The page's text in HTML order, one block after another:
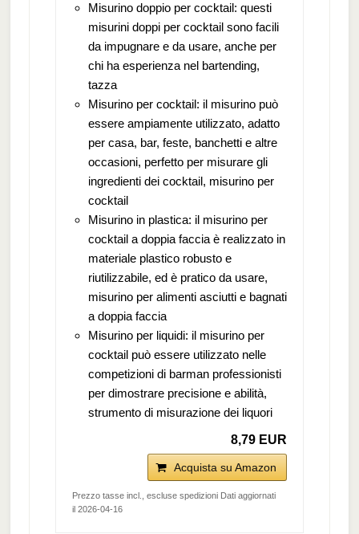
Misurino doppio per cocktail: questi
misurini doppi per cocktail sono facili
da impugnare e da usare, anche per
chi ha esperienza nel bartending,
tazza
Misurino per cocktail: il misurino può
essere ampiamente utilizzato, adatto
per casa, bar, feste, banchetti e altre
occasioni, perfetto per misurare gli
ingredienti dei cocktail, misurino per
cocktail
Misurino in plastica: il misurino per
cocktail a doppia faccia è realizzato in
materiale plastico robusto e
riutilizzabile, ed è pratico da usare,
misurino per alimenti asciutti e bagnati
a doppia faccia
Misurino per liquidi: il misurino per
cocktail può essere utilizzato nelle
competizioni di barman professionisti
per dimostrare precisione e abilità,
strumento di misurazione dei liquori
8,79 EUR
Acquista su Amazon
Prezzo tasse incl., escluse spedizioni Dati aggiornati
il 2026-04-16